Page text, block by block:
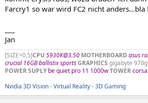
Farcry1 so war wird FC2 nicht anders...bla
Jan
[SIZE=0,5]CPU 5930K@3.50 MOTHERBOARD asus
crucial 16GB ballistix sportsGRAPHICS gigabyte
POWER SUPLYbe quiet pro 11 1000wTOWER
Nvidia 3D Vision - Virtual Reality - 3D Gaming